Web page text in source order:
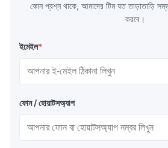
কোন প্রশ্ন থাকে, আমাদের টিম যত তাড়াতাড়ি
করবে।
ইমেইল*
ফোন / হোয়াটসঅ্যাপ